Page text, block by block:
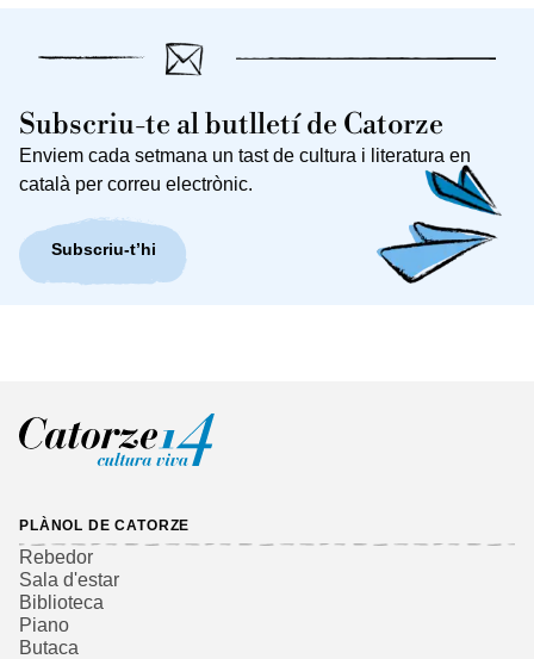
Subscriu-te al butlletí de Catorze
Enviem cada setmana un tast de cultura i literatura en
català per correu electrònic.
Subscriu-t’hi
PLÀNOL DE CATORZE
Rebedor
Sala d'estar
Biblioteca
Piano
Butaca